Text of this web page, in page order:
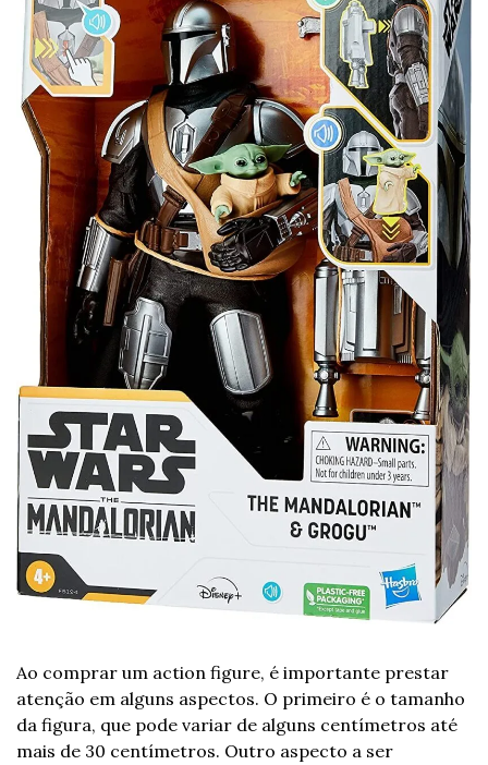
Ao comprar um action figure, é importante prestar
atenção em alguns aspectos. O primeiro é o tamanho
da figura, que pode variar de alguns centímetros até
mais de 30 centímetros. Outro aspecto a ser